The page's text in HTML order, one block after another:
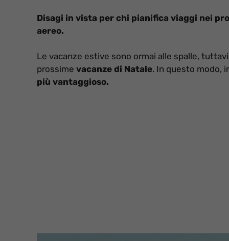
Disagi in vista per chi pianifica viaggi nei
aereo.
Le vacanze estive sono ormai alle spalle,
prossime vacanze di Natale. In questo modo,
più vantaggioso.